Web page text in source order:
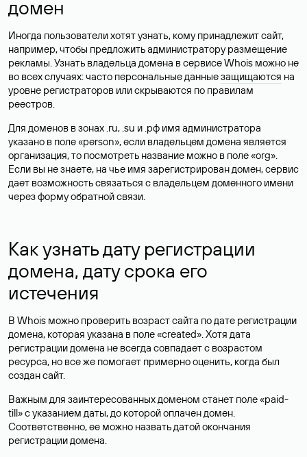
домен
Иногда пользователи хотят узнать, кому принадлежит сайт,
например, чтобы предложить администратору размещение
рекламы. Узнать владельца домена в сервисе Whois можно не
во всех случаях: часто персональные данныезащищаются на
уровне регистраторов или скрываются по правилам
реестров.
Для доменов в зонах .ru, .su и .рф имя администратора
указано в поле «person», если владельцем домена является
организация, то посмотреть название можно в поле «org».
Если вы не знаете, на чье имя зарегистрирован домен, сервис
дает возможность связаться с владельцем доменного имени
через форму обратной связи.
Как узнать дату регистрации
домена, дату срока его
истечения
В Whois можно проверить возраст сайта по дате регистрации
домена, которая указана в поле «created». Хотя дата
регистрации домена не всегда совпадает с возрастом
ресурса, но все же помогает примерно оценить, когда был
создан сайт.
Важным для заинтересованных доменом станет поле «paid-
till» с указанием даты, до которой оплачен домен.
Соответственно, ее можно назвать датой окончания
регистрации домена.